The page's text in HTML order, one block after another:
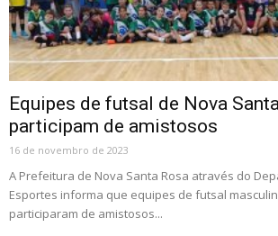
Equipes de futsal de Nova
participam de amistosos
16 de novembro de 2023
A Prefeitura de Nova Santa Rosa através do
Esportes informa que equipes de futsal
participaram de amistosos...